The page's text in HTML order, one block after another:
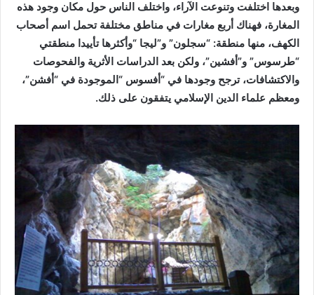
وبعدها اختلفت وتنوعت الآراء، واختلف الناس حول مكان وجود هذه
المغارة، فهناك أربع مغارات في مناطق مختلفة تحمل اسم أصحاب
الكهف، منها منطقة: “سجلون” و”ليجا “وأكثرها تأييدا منطقتي
“طرسوس” و”أفشين”، ولكن بعد الدراسات الأثرية والفحوصات
والاكتشافات، ترجح وجودها في “أفسوس “الموجودة في “أفشن”،
ومعظم علماء الدين الإسلامي يتفقون على ذلك.